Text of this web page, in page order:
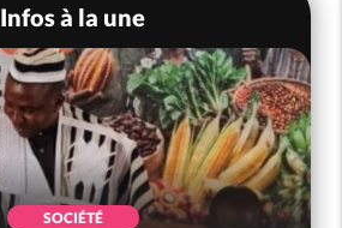
Infos à la une
SOCIÉTÉ